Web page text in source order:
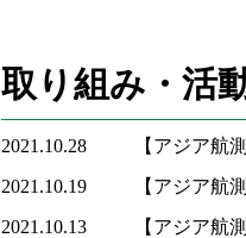
取り組み・活
2021.10.28
【アジア航
2021.10.19
【アジア航
2021.10.13
【アジア航